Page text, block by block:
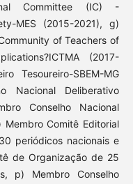
Committee (IC) -
MES (2015-2021), g)
of Teachers of
(2017-
Tesoureiro-SBEM-MG
Nacional Deliberativo
Conselho Nacional
Membro Comitê Editorial
periódicos nacionais e
de Organização de 25
p) Membro Conselho